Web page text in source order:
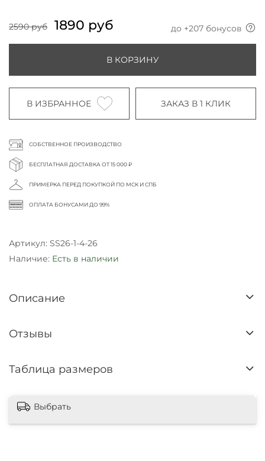
2590 руб 1890 руб до +207 бонусов
В КОРЗИНУ
В ИЗБРАННОЕ ЗАКАЗ В 1 КЛИК
СОБСТВЕННОЕ ПРОИЗВОДСТВО
БЕСПЛАТНАЯ ДОСТАВКА ОТ 15 000 ₽
ПРИМЕРКА ПЕРЕД ПОКУПКОЙ ПО МСК И СПБ
ОПЛАТА БОНУСАМИ ДО 99%
Артикул: SS26-1-4-26
Наличие: Есть в наличии
Описание
Отзывы
Таблица размеров
Выбрать